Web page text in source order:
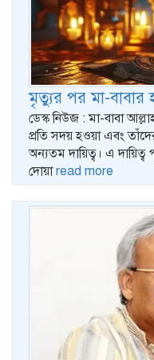
মৃত্যুর পর মা-
ডেস্ক নিউজ : মা-বাবা
প্রতি সদয় হওয়া এবং
অন্যতম দায়িত্ব। এ
দোয়াread more